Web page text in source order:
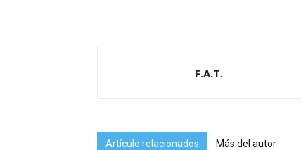
F.A.T.
Artículo relacionados Más del autor